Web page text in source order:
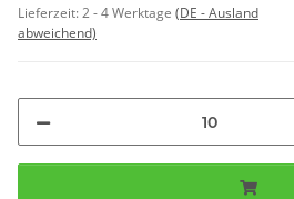
Lieferzeit:2 - 4 Werktage (DE - Ausland
abweichend)